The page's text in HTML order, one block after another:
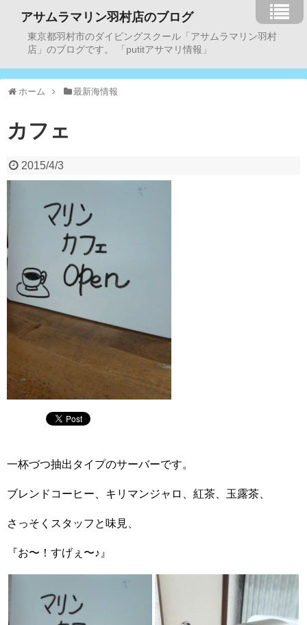
アサムラマリン羽村店のブログ
東京都羽村市のダイビングスクール「アサムラマリン羽村
店」のブログです。 「putitアサマリ情報」
ホーム 最新海情報
カフェ
2015/4/3
一杯づつ抽出タイプのサーバーです。
ブレンドコーヒー、キリマンジャロ、紅茶、玉露茶、
さっそくスタッフと味見、
『お〜！すげぇ〜♪』